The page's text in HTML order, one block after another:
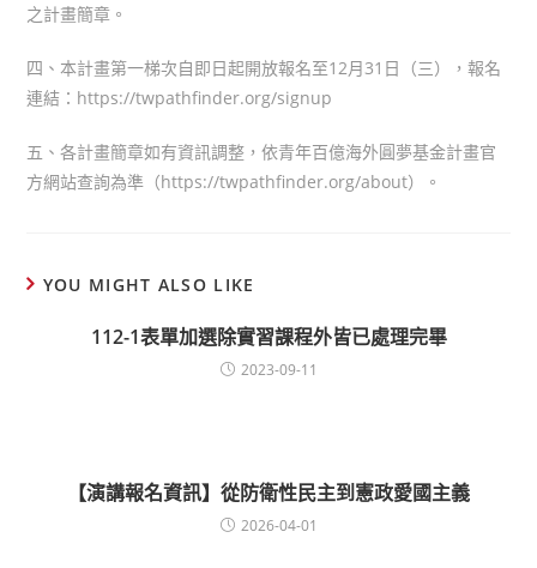
之計畫簡章。
四、本計畫第一梯次自即日起開放報名至12月31日（三），報名
連結：https://twpathfinder.org/signup
五、各計畫簡章如有資訊調整，依青年百億海外圓夢基金計畫官
方網站查詢為準（https://twpathfinder.org/about）。
YOU MIGHT ALSO LIKE
112-1表單加選除實習課程外皆已處理完畢
2023-09-11
【演講報名資訊】從防衛性民主到憲政愛國主義
2026-04-01